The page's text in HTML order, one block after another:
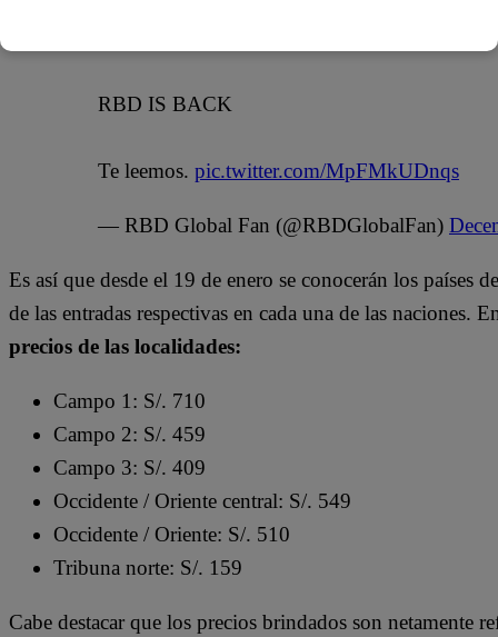
RBD IS BACK
Te leemos. pic.twitter.com/MpFMkUDnqs
— RBD Global Fan (@RBDGlobalFan)
Es así que desde el 19 de enero se conocerán los países
de las entradas respectivas en cada una de las naciones.
precios de las localidades:
Campo 1: S/. 710
Campo 2: S/. 459
Campo 3: S/. 409
Occidente / Oriente central: S/. 549
Occidente / Oriente: S/. 510
Tribuna norte: S/. 159
Cabe destacar que los precios brindados son netamente